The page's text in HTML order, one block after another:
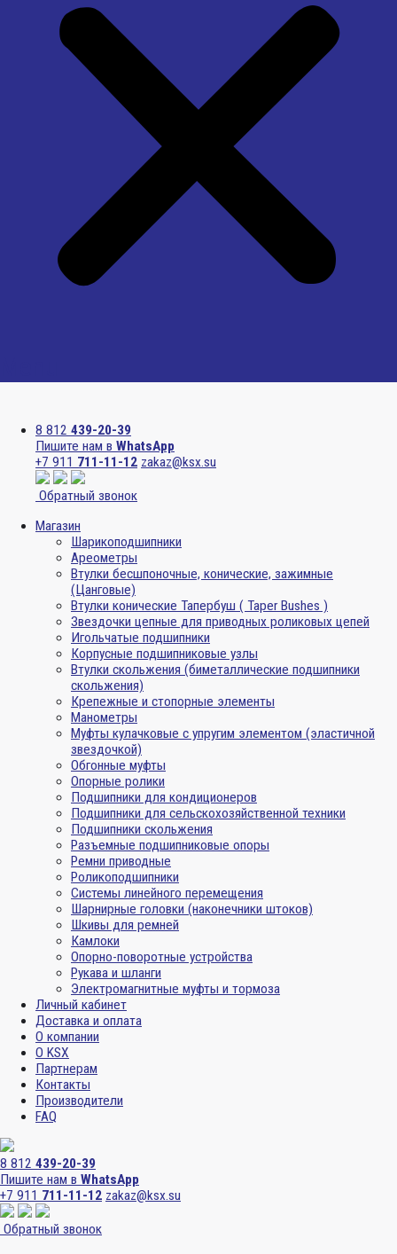
8 812 439-20-39
Пишите нам в WhatsApp
+7 911 711-11-12 zakaz@ksx.su
Обратный звонок
Магазин
Шарикоподшипники
Ареометры
Втулки бесшпоночные, конические, зажимные
(Цанговые)
Втулки конические Тапербуш ( Taper Bushes )
Звездочки цепные для приводных роликовых цепей
Игольчатые подшипники
Корпусные подшипниковые узлы
Втулки скольжения (биметаллические подшипники
скольжения)
Крепежные и стопорные элементы
Манометры
Муфты кулачковые с упругим элементом (эластичной
звездочкой)
Обгонные муфты
Опорные ролики
Подшипники для кондиционеров
Подшипники для сельскохозяйственной техники
Подшипники скольжения
Разъемные подшипниковые опоры
Ремни приводные
Роликоподшипники
Системы линейного перемещения
Шарнирные головки (наконечники штоков)
Шкивы для ремней
Камлоки
Опорно-поворотные устройства
Рукава и шланги
Электромагнитные муфты и тормоза
Личный кабинет
Доставка и оплата
О компании
О KSX
Партнерам
Контакты
Производители
FAQ
8 812 439-20-39
Пишите нам в WhatsApp
+7 911 711-11-12 zakaz@ksx.su
Обратный звонок